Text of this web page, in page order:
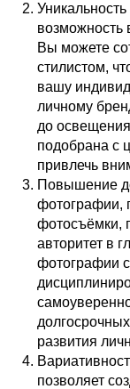
возможность
Вы можете
стилистом,
вашу
личному
до
подобрана с
привлечь
Повышение
фотографии,
фотосъёмки,
авторитет в
фотографии
развития
позволяет